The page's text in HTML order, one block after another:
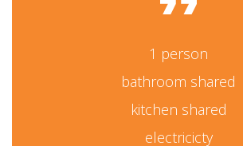
1 person
bathroom shared
kitchen shared
electricicty